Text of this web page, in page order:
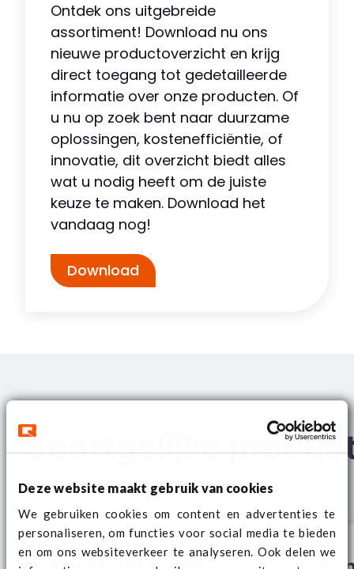
Deze website maakt gebruik van cookies
We gebruiken cookies om content en advertenties te
personaliseren, om functies voor social media te bieden
en om ons websiteverkeer te analyseren. Ook delen we
Ontdek ons uitgebreide
assortiment! Download nu ons
nieuwe productoverzicht en krijg
direct toegang tot gedetailleerde
informatie over onze producten. Of
u nu op zoek bent naar duurzame
oplossingen, kostenefficiëntie, of
innovatie, dit overzicht biedt alles
wat u nodig heeft om de juiste
keuze te maken. Download het
vandaag nog!
Download
Soortgelijke